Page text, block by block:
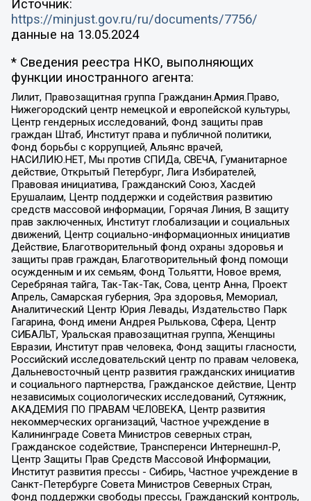
Источник:
https://minjust.gov.ru/ru/documents/7756/
данные на 13.05.2024
* Сведения реестра НКО, выполняющих
функции иностранного агента:
Лилит, Правозащитная группа Гражданин.Армия.Право,
Нижегородский центр немецкой и европейской культуры,
Центр гендерных исследований, Фонд защиты прав
граждан Штаб, Институт права и публичной политики,
Фонд борьбы с коррупцией, Альянс врачей,
НАСИЛИЮ.НЕТ, Мы против СПИДа, СВЕЧА, Гуманитарное
действие, Открытый Петербург, Лига Избирателей,
Правовая инициатива, Гражданский Союз, Хасдей
Ерушалаим, Центр поддержки и содействия развитию
средств массовой информации, Горячая Линия, В защиту
прав заключенных, Институт глобализации и социальных
движений, Центр социально-информационных инициатив
Действие, Благотворительный фонд охраны здоровья и
защиты прав граждан, Благотворительный фонд помощи
осужденным и их семьям, Фонд Тольятти, Новое время,
Серебряная тайга, Так-Так-Так, Сова, центр Анна, Проект
Апрель, Самарская губерния, Эра здоровья, Мемориал,
Аналитический Центр Юрия Левады, Издательство Парк
Гагарина, Фонд имени Андрея Рылькова, Сфера, Центр
СИБАЛЬТ, Уральская правозащитная группа, Женщины
Евразии, Институт прав человека, Фонд защиты гласности,
Российский исследовательский центр по правам человека,
Дальневосточный центр развития гражданских инициатив
и социального партнерства, Гражданское действие, Центр
независимых социологических исследований, Сутяжник,
АКАДЕМИЯ ПО ПРАВАМ ЧЕЛОВЕКА, Центр развития
некоммерческих организаций, Частное учреждение в
Калининграде Совета Министров северных стран,
Гражданское содействие, Трансперенси Интернешнл-Р,
Центр Защиты Прав Средств Массовой Информации,
Институт развития прессы - Сибирь, Частное учреждение в
Санкт-Петербурге Совета Министров Северных Стран,
Фонд поддержки свободы прессы, Гражданский контроль,